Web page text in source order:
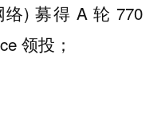
络) 募得 A 轮 770
领投；